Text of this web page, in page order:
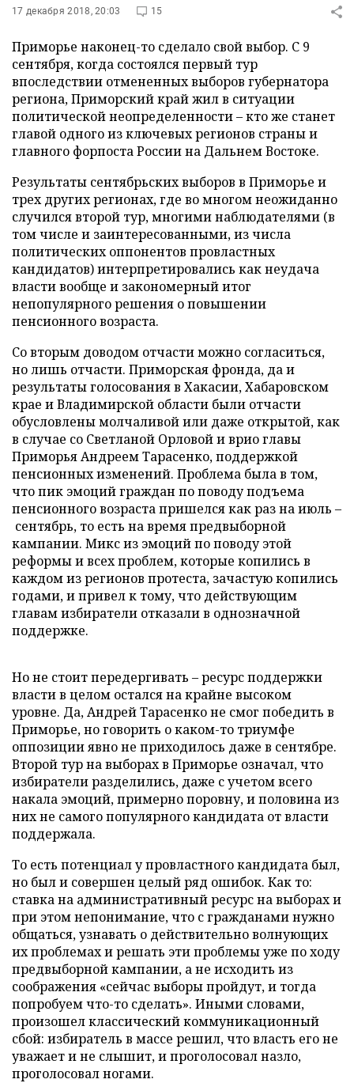
17 декабря 2018, 20:03 15
Приморье наконец-то сделало свой выбор. С 9
сентября, когда состоялся первый тур
впоследствии отмененных выборов губернатора
региона, Приморский край жил в ситуации
политической неопределенности – кто же станет
главой одного из ключевых регионов страны и
главного форпоста России на Дальнем Востоке.
Результаты сентябрьских выборов в Приморье и
трех других регионах, где во многом неожиданно
случился второй тур, многими наблюдателями (в
том числе и заинтересованными, из числа
политических оппонентов провластных
кандидатов) интерпретировались как неудача
власти вообще и закономерный итог
непопулярного решения о повышении
пенсионного возраста.
Со вторым доводом отчасти можно согласиться,
но лишь отчасти. Приморская фронда, да и
результаты голосования в Хакасии, Хабаровском
крае и Владимирской области были отчасти
обусловлены молчаливой или даже открытой, как
в случае со Светланой Орловой и врио главы
Приморья Андреем Тарасенко, поддержкой
пенсионных изменений. Проблема была в том,
что пик эмоций граждан по поводу подъема
пенсионного возраста пришелся как раз на июль –
сентябрь, то есть на время предвыборной
кампании. Микс из эмоций по поводу этой
реформы и всех проблем, которые копились в
каждом из регионов протеста, зачастую копились
годами, и привел к тому, что действующим
главам избиратели отказали в однозначной
поддержке.
Но не стоит передергивать – ресурс поддержки
власти в целом остался на крайне высоком
уровне. Да, Андрей Тарасенко не смог победить в
Приморье, но говорить о каком-то триумфе
оппозиции явно не приходилось даже в сентябре.
Второй тур на выборах в Приморье означал, что
избиратели разделились, даже с учетом всего
накала эмоций, примерно поровну, и половина из
них не самого популярного кандидата от власти
поддержала.
То есть потенциал у провластного кандидата был,
но был и совершен целый ряд ошибок. Как то:
ставка на административный ресурс на выборах и
при этом непонимание, что с гражданами нужно
общаться, узнавать о действительно волнующих
их проблемах и решать эти проблемы уже по ходу
предвыборной кампании, а не исходить из
соображения «сейчас выборы пройдут, и тогда
попробуем что-то сделать». Иными словами,
произошел классический коммуникационный
сбой: избиратель в массе решил, что власть его не
уважает и не слышит, и проголосовал назло,
проголосовал ногами.